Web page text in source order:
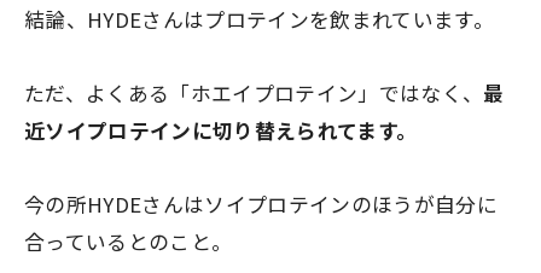
結論、HYDEさんはプロテインを飲まれています。
ただ、よくある「ホエイプロテイン」ではなく、 最
近ソイプロテインに切り替えられてます。
今の所HYDEさんはソイプロテインのほうが自分に
合っているとのこと。